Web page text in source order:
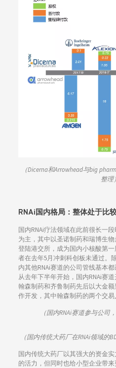
（Dicerna和Arrowhead与big
整理）
RNAi国内格局：整体处于比
国内RNAi疗法领域在此前很长一
为主，其中以圣诺制药和瑞博生
登陆港交所，成为国内小核酸第
者在去年5月冲刺科创板未通过。
内其他RNAi赛道的公司管线基本都
从去年下半年开始，国内RNAi赛
翰森制药和齐鲁制药先后以大金
作开发，其中翰森制药的两个交易
（国内RNAi赛道参与公司
（国内传统大药厂在RNAi领域的
国内传统大药厂以其强大的资金
的活力，但同时也给小型企业带来